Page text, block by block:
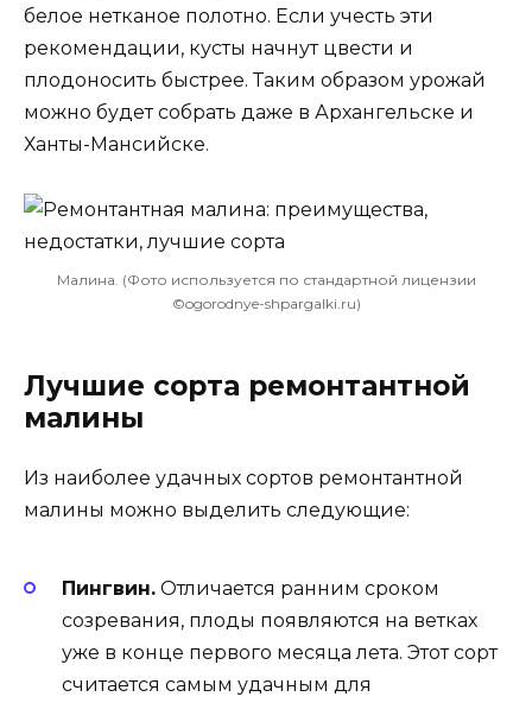
белое нетканое полотно. Если учесть эти
рекомендации, кусты начнут цвести и
плодоносить быстрее. Таким образом урожай
можно будет собрать даже в Архангельске и
Ханты-Мансийске.
Малина. (Фото используется по стандартной лицензии
©ogorodnye-shpargalki.ru)
Лучшие сорта ремонтантной
малины
Из наиболее удачных сортов ремонтантной
малины можно выделить следующие:
Пингвин. Отличается ранним сроком
созревания, плоды появляются на ветках
уже в конце первого месяца лета. Этот сорт
считается самым удачным для